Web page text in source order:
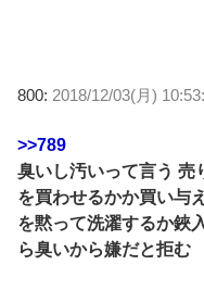
800: 2018/12/03(月)
>>789
臭いし汚いって言う 売
を買わせるかか買い与
を黙って洗濯するか鋏
ら臭いから嫌だと拒む